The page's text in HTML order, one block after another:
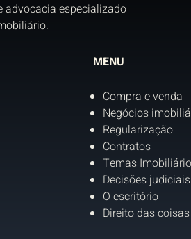
advocacia especializado
MENU
Compra e venda
Negócios
Regularização
Contratos
Temas
Decisões judiciais
O escritório
Direito das coisas